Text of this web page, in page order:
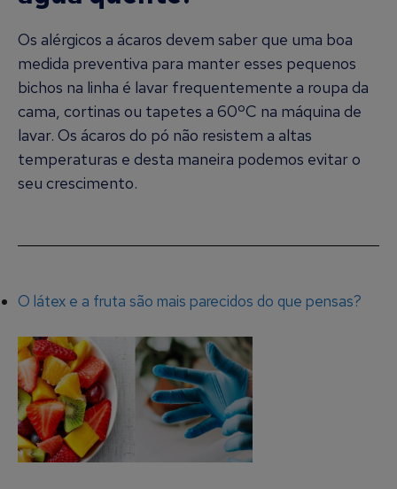
Os alérgicos a ácaros devem saber que uma boa
medida preventiva para manter esses pequenos
bichos na linha é lavar frequentemente a roupa da
cama, cortinas ou tapetes a 60ºC na máquina de
lavar. Os ácaros do pó não resistem a altas
temperaturas e desta maneira podemos evitar o
seu crescimento.
O látex e a fruta são mais parecidos do que pensas?